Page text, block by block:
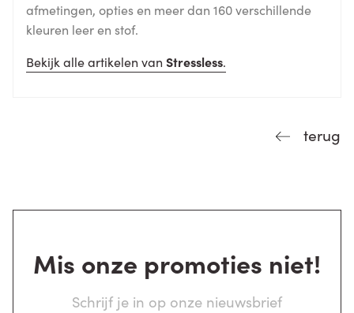
afmetingen, opties en meer dan 160 verschillende
kleuren leer en stof.
Bekijk alle artikelen van Stressless.
terug
Mis onze promoties niet!
Schrijf je in op onze nieuwsbrief